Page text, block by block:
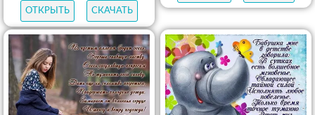
ОТКРЫТЬ СКАЧАТЬ